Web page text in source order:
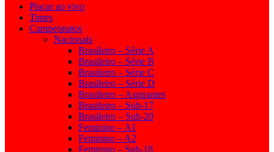
Placar ao vivo
Times
Campeonatos
Nacionais
Brasileiro – Série A
Brasileiro – Série B
Brasileiro – Série C
Brasileiro – Série D
Brasileiro – Aspirantes
Brasileiro – Sub-17
Brasileiro – Sub-20
Feminino – A1
Feminino – A2
Feminino – Sub-18